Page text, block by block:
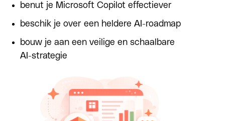
benut je Microsoft Copilot effectiever
beschik je over een heldere AI-roadmap
bouw je aan een veilige en schaalbare
AI-strategie